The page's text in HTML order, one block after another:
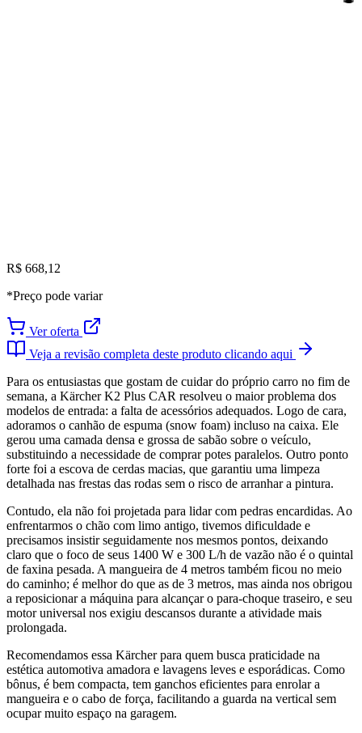
R$ 668,12
*Preço pode variar
Ver oferta
Veja a revisão completa deste produto clicando aqui
Para os entusiastas que gostam de cuidar do próprio carro no fim de
semana, a Kärcher K2 Plus CAR resolveu o maior problema dos
modelos de entrada: a falta de acessórios adequados. Logo de cara,
adoramos o canhão de espuma (snow foam) incluso na caixa. Ele
gerou uma camada densa e grossa de sabão sobre o veículo,
substituindo a necessidade de comprar potes paralelos. Outro ponto
forte foi a escova de cerdas macias, que garantiu uma limpeza
detalhada nas frestas das rodas sem o risco de arranhar a pintura.
Contudo, ela não foi projetada para lidar com pedras encardidas. Ao
enfrentarmos o chão com limo antigo, tivemos dificuldade e
precisamos insistir seguidamente nos mesmos pontos, deixando
claro que o foco de seus 1400 W e 300 L/h de vazão não é o quintal
de faxina pesada. A mangueira de 4 metros também ficou no meio
do caminho; é melhor do que as de 3 metros, mas ainda nos obrigou
a reposicionar a máquina para alcançar o para-choque traseiro, e seu
motor universal nos exigiu descansos durante a atividade mais
prolongada.
Recomendamos essa Kärcher para quem busca praticidade na
estética automotiva amadora e lavagens leves e esporádicas. Como
bônus, é bem compacta, tem ganchos eficientes para enrolar a
mangueira e o cabo de força, facilitando a guarda na vertical sem
ocupar muito espaço na garagem.